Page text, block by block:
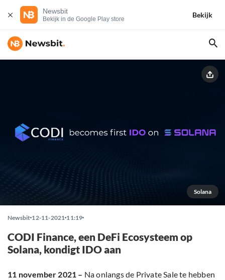
Newsbit
Bekijk in de Google Play store
Bekijk
Solana
Newsbit 12-11-2021 11:19
CODI Finance, een DeFi Ecosysteem op
Solana, kondigt IDO aan
11 november 2021 – Na onlangs de Private Sale te hebben